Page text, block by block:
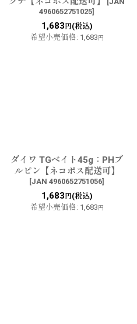
4960652751025]
1,683 円(税込)
希望小売価格: 1,683 円
ダイワ TGベイト45g：PHブ
ルピン【ネコポス配送可】
[JAN 4960652751056]
1,683 円(税込)
希望小売価格: 1,683 円